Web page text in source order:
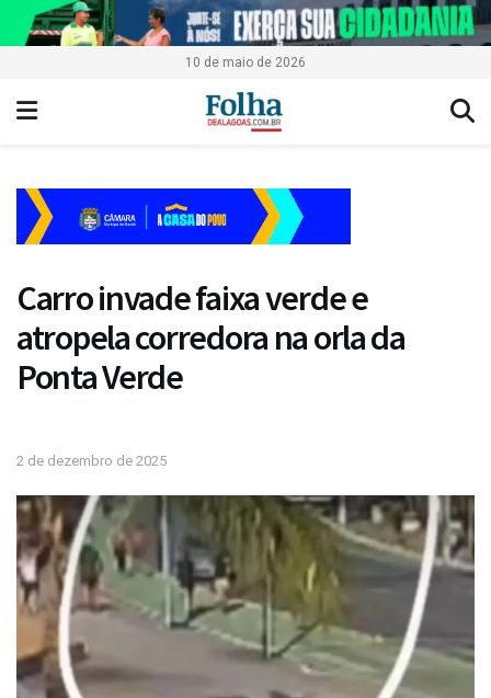
10 de maio de 2026
Carro invade faixa verde e
atropela corredora na orla da
Ponta Verde
2 de dezembro de 2025